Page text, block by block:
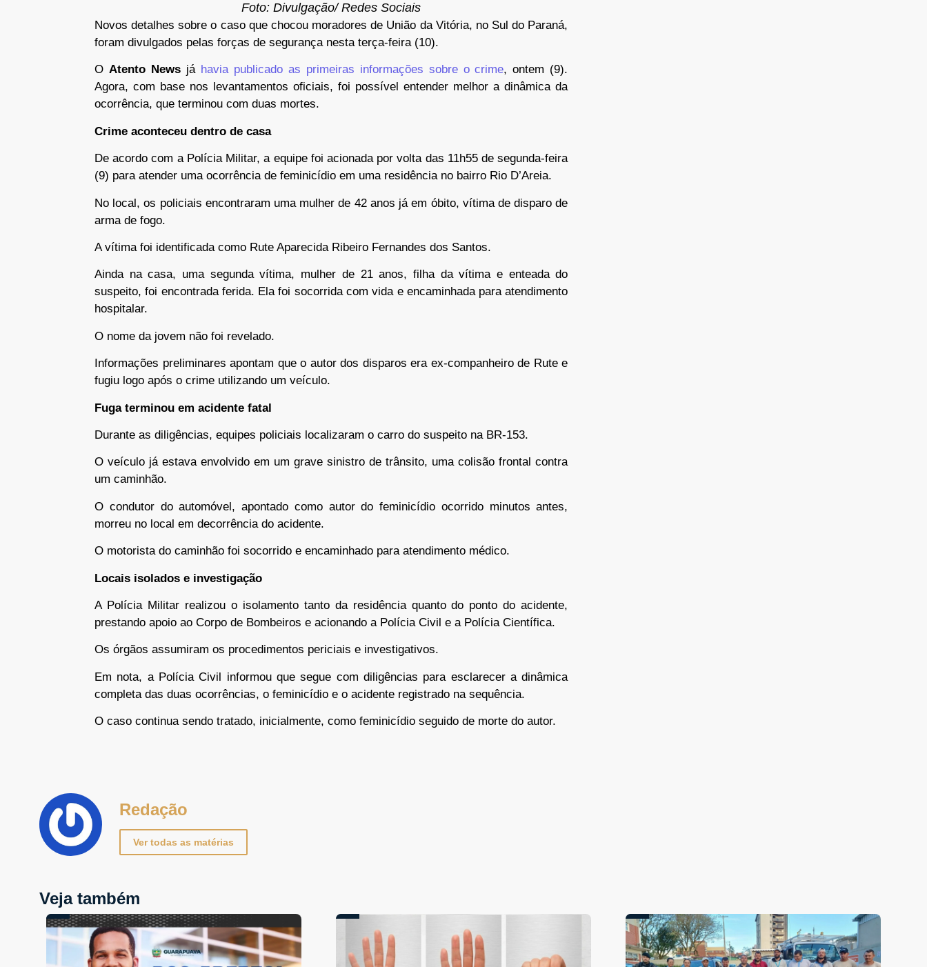
Foto: Divulgação/ Redes Sociais
Novos detalhes sobre o caso que chocou moradores de União da Vitória, no Sul do Paraná,
foram divulgados pelas forças de segurança nesta terça-feira (10).
O Atento Newsjá havia publicado as primeiras informações sobre o crime, ontem (9).
Agora, com base nos levantamentos oficiais, foi possível entender melhor a dinâmica da
ocorrência, que terminou com duas mortes.
Crime aconteceu dentro de casa
De acordo com a Polícia Militar, a equipe foi acionada por volta das 11h55 de segunda-feira
(9) para atender uma ocorrência de feminicídio em uma residência no bairro Rio D’Areia.
No local, os policiais encontraram uma mulher de 42 anos já em óbito, vítima de disparo de
arma de fogo.
A vítima foi identificada como Rute Aparecida Ribeiro Fernandes dos Santos.
Ainda na casa, uma segunda vítima, mulher de 21 anos, filha da vítima e enteada do
suspeito, foi encontrada ferida. Ela foi socorrida com vida e encaminhada para atendimento
hospitalar.
O nome da jovem não foi revelado.
Informações preliminares apontam que o autor dos disparos era ex-companheiro de Rute e
fugiu logo após o crime utilizando um veículo.
Fuga terminou em acidente fatal
Durante as diligências, equipes policiais localizaram o carro do suspeito na BR-153.
O veículo já estava envolvido em um grave sinistro de trânsito, uma colisão frontal contra
um caminhão.
O condutor do automóvel, apontado como autor do feminicídio ocorrido minutos antes,
morreu no local em decorrência do acidente.
O motorista do caminhão foi socorrido e encaminhado para atendimento médico.
Locais isolados e investigação
A Polícia Militar realizou o isolamento tanto da residência quanto do ponto do acidente,
prestando apoio ao Corpo de Bombeiros e acionando a Polícia Civil e a Polícia Científica.
Os órgãos assumiram os procedimentos periciais e investigativos.
Em nota, a Polícia Civil informou que segue com diligências para esclarecer a dinâmica
completa das duas ocorrências, o feminicídio e o acidente registrado na sequência.
O caso continua sendo tratado, inicialmente, como feminicídio seguido de morte do autor.
Redação
Ver todas as matérias
Veja também